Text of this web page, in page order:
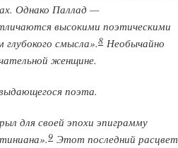
Однако Паллад —
высокими поэтическими
смысла».8 Необычайно
женщине.
поэта.
для своей эпохи эпиграмму
9 Этот последний расцвет